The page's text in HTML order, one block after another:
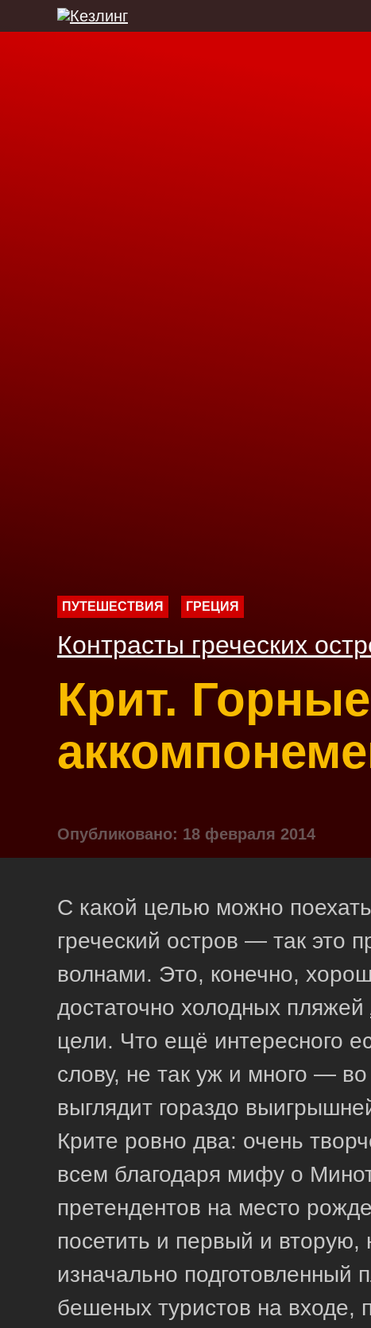
ПУТЕШЕСТВИЯ ГРЕЦИЯ
Контрасты греческих
Крит.
Опубликовано: 18 февраля 2014
С какой целью можно
греческий остров — так это
волнами. Это, конечно,
достаточно холодных пляжей
цели. Что ещё интересного
слову, не так уж и много —
выглядит гораздо
Крите ровно два: очень
всем благодаря мифу о
претендентов на место
посетить и первый и вторую,
изначально подготовленный
бешеных туристов на входе,